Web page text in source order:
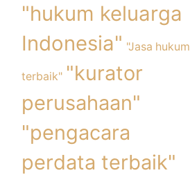
"hukum keluarga
Indonesia" "Jasa hukum
terbaik" "kurator
perusahaan"
"pengacara
perdata terbaik"